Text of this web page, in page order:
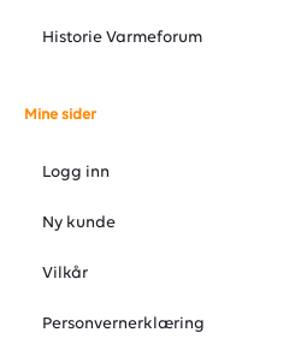
Historie Varmeforum
Mine sider
Logg inn
Ny kunde
Vilkår
Personvernerklæring